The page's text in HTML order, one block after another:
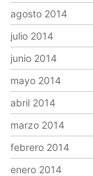
agosto 2014
julio 2014
junio 2014
mayo 2014
abril 2014
marzo 2014
febrero 2014
enero 2014